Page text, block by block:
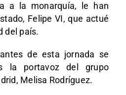
a la monarquía, le han
Felipe VI, que actué
del país.
de esta jornada se
la portavoz del grupo
Melisa Rodríguez.